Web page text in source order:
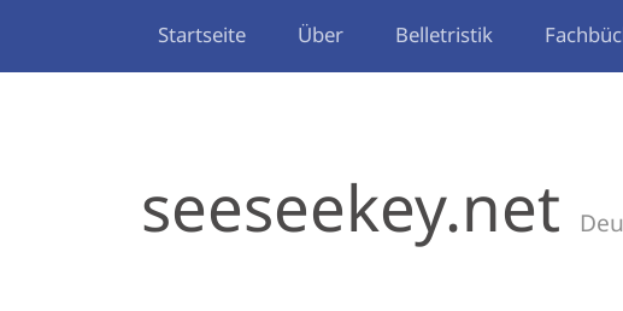
Startseite Über Belletristik
seeseekey.net